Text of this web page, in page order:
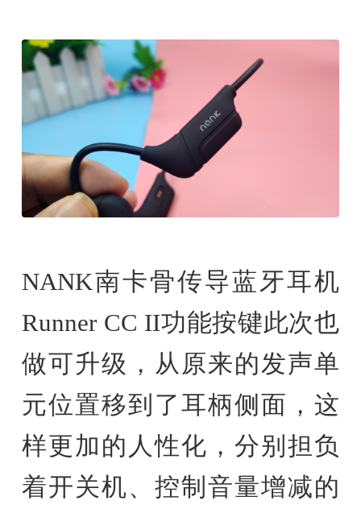
NANK南卡骨传导蓝牙耳机
Runner CC II功能按键此次也
做可升级，从原来的发声单
元位置移到了耳柄侧面，这
样更加的人性化，分别担负
着开关机、控制音量增减的